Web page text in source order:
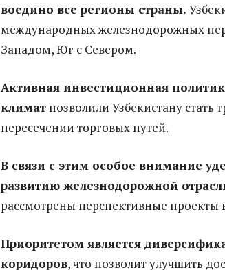
воедино все регионы страны.
международных железнодорожных
Западом, Юг с Севером.
Активная инвестиционная
климат позволили Узбекистану
пересечении торговых путей.
В связи с этим особое внимание
развитию железнодорожной
рассмотрены перспективные проекты
Приоритетом является
коридоров, что позволит улучшить